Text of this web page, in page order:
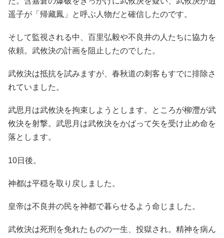
遥子が「帰藏鳳」と呼ぶ人物だと確信したのです。
そして監視される中、百里弘毅や不良井の人たちに協力を
依頼。武攸決の計画を阻止したのでした。
武攸決は抵抗を試みますが、春秋道の刺客もすでに排除さ
れていました。
武思月は武攸決を拘束しようとします。ところが柳灃が武
攸決を射撃。武思月は武攸決をかばって矢を受け止め命を
落とします。
10日後。
神都は平穏を取り戻しました。
皇帝は不良井の民を神都で暮らせるよう命じました。
武攸決は死刑を免れたものの一生、投獄され。精神を病ん